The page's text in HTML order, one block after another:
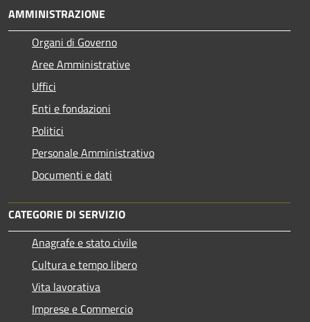
AMMINISTRAZIONE
Organi di Governo
Aree Amministrative
Uffici
Enti e fondazioni
Politici
Personale Amministrativo
Documenti e dati
CATEGORIE DI SERVIZIO
Anagrafe e stato civile
Cultura e tempo libero
Vita lavorativa
Imprese e Commercio